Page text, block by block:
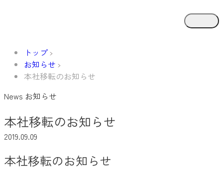
トップ
お知らせ
本社移転のお知らせ
News お知らせ
本社移転のお知らせ
2019.09.09
本社移転のお知らせ